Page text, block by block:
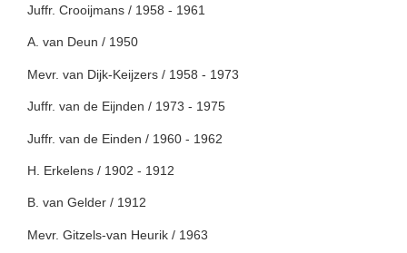
Juffr. Crooijmans / 1958 - 1961
A. van Deun / 1950
Mevr. van Dijk-Keijzers / 1958 - 1973
Juffr. van de Eijnden / 1973 - 1975
Juffr. van de Einden / 1960 - 1962
H. Erkelens / 1902 - 1912
B. van Gelder / 1912
Mevr. Gitzels-van Heurik / 1963